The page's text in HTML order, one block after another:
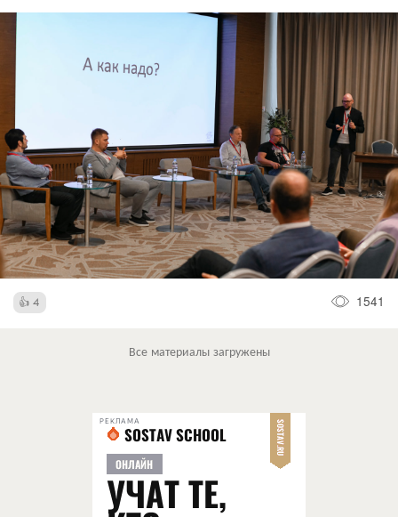
4 1541
Все материалы загружены
РЕКЛАМА